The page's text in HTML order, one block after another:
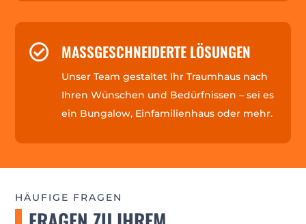
 MASSGESCHNEIDERTE LÖSUNGEN
Unser Team gestaltet Ihr Traumhaus nach
Ihren Wünschen und Bedürfnissen – sei es
ein Bungalow, Einfamilienhaus oder mehr.
HÄUFIGE FRAGEN